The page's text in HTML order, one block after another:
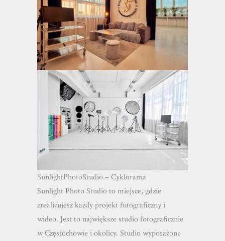
SunlightPhotoStudio – Cyklorama
Sunlight Photo Studio to miejsce, gdzie
zrealizujesz każdy projekt fotograficzny i
wideo. Jest to największe studio fotograficznie
w Częstochowie i okolicy. Studio wyposażone